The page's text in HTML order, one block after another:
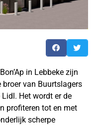
in Lebbeke zijn
van Buurtslagers
Het wordt er de
profiteren tot en met
scherpe